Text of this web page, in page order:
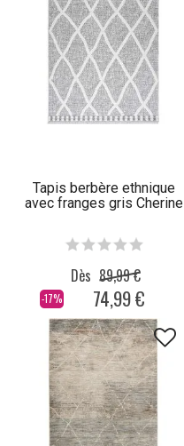
Tapis berbère ethnique
avec franges gris Cherine
-17%
Dès 89,99 €
74,99 €